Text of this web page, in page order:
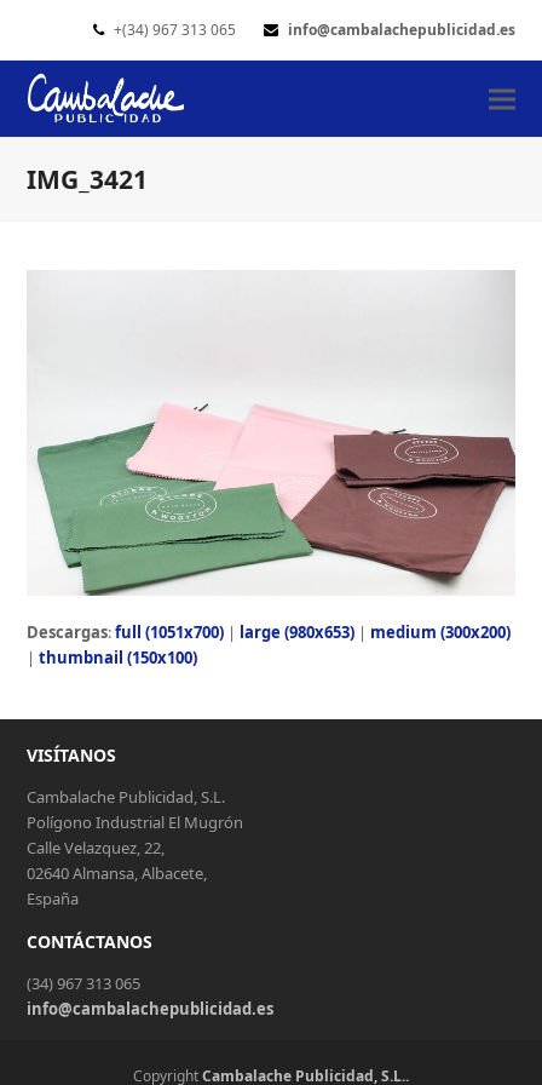
+(34) 967 313 065 info@cambalachepublicidad.es
IMG_3421
Descargas:full (1051x700) | large (980x653) | medium (300x200)
|thumbnail (150x100)
VISÍTANOS
Cambalache Publicidad, S.L.
Polígono Industrial El Mugrón
Calle Velazquez, 22,
02640 Almansa, Albacete,
España
CONTÁCTANOS
(34) 967 313 065
info@cambalachepublicidad.es
CopyrightCambalache Publicidad, S.L..